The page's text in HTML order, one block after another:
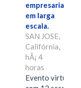
empresarial
em larga
escala.
SAN JOSE,
Califórnia,
hÃ¡ 4
horas
Evento virtual